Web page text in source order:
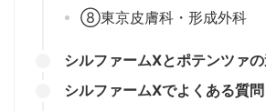
⑧東京皮膚科・形成外科
シルファームXとポテンツァ
シルファームXでよくある質